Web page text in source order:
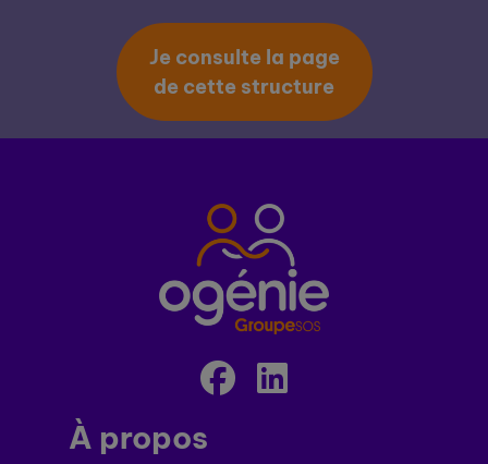
Je consulte la page
de cette structure
À propos